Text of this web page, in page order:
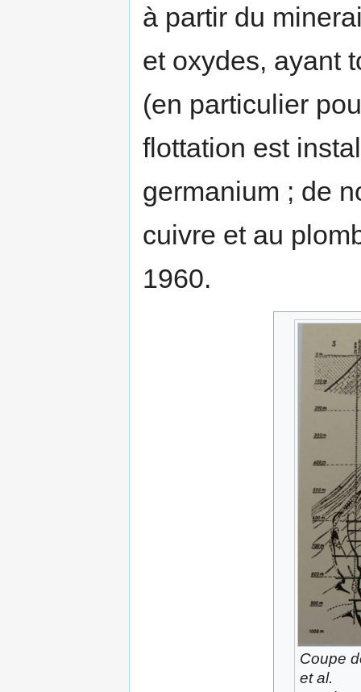
à partir du
et oxydes, ayant
(en particulier
flottation est
germanium ; de
cuivre et au
1960.
Coupe
et al.